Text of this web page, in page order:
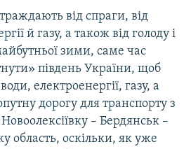
від спраги, від
й газу, а також від голоду і
зими, саме час
південь України, щоб
електроенергії, газу, а
дорогу для транспорту з
– Бердянськ –
область, оскільки, як уже